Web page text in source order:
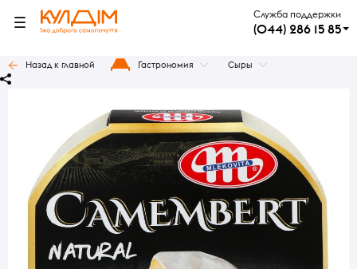
Служба поддержки
(044) 286 15 85
Назад к главной Гастрономия Сыры